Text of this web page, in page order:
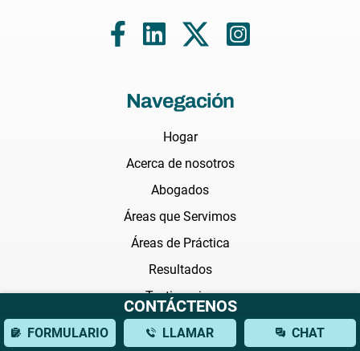
Navegación
Hogar
Acerca de nosotros
Abogados
Áreas que Servimos
Áreas de Práctica
Resultados
Testimonios
Preguntas Frecuentes
CONTÁCTENOS
FORMULARIO LLAMAR CHAT